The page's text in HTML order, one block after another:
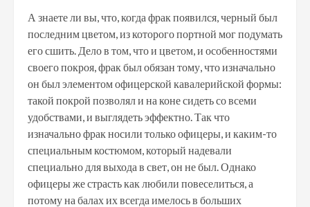
А знаете ли вы, что, когда фрак появился, черный был
последним цветом, из которого портной мог подумать
его сшить. Дело в том, что и цветом, и особенностями
своего покроя, фрак был обязан тому, что изначально
он был элементом офицерской кавалерийской формы:
такой покрой позволял и на коне сидеть со всеми
удобствами, и выглядеть эффектно. Так что
изначально фрак носили только офицеры, и каким-то
специальным костюмом, который надевали
специально для выхода в свет, он не был. Однако
офицеры же страсть как любили повеселиться, а
потому на балах их всегда имелось в больших